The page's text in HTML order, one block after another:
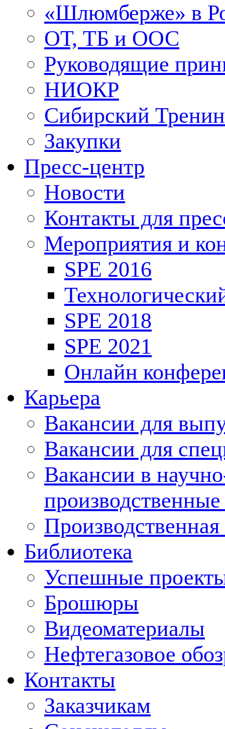
«Шлюмберже» в
ОТ, ТБ и ООС
Руководящие
НИОКР
Сибирский
Закупки
Пресс-центр
Новости
Контакты для
Мероприятия и
SPE 2016
SPE 2018
SPE 2021
Онлайн
Карьера
Вакансии для
Вакансии для
Вакансии в
Производственная
Библиотека
Успешные
Брошюры
Видеоматериалы
Нефтегазовое
Контакты
Заказчикам